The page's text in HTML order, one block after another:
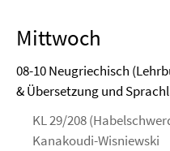
Mittwoch
08-10 Neugriechisch
& Übersetzung und
KL 29/208
Kanakoudi-Wisniewski